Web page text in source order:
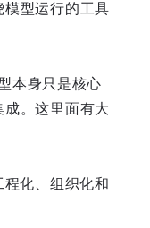
型运行的工具
本身只是核心
。这里面有大
化、组织化和